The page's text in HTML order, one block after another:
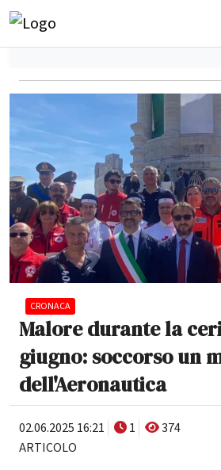
CRONACA
Malore durante la
giugno: soccorso un
dell'Aeronautica
02.06.2025 16:21 1
374
ARTICOLO